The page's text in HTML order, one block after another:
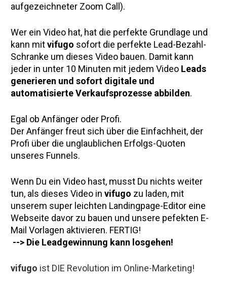
aufgezeichneter Zoom Call).
Wer ein Video hat, hat die perfekte Grundlage und
kann mit vifugo sofort die perfekte Lead-Bezahl-
Schranke um dieses Video bauen. Damit kann
jeder in unter 10 Minuten mit jedem Video Leads
generieren und sofort digitale und
automatisierte Verkaufsprozesse abbilden.
Egal ob Anfänger oder Profi.
Der Anfänger freut sich über die Einfachheit, der
Profi über die unglaublichen Erfolgs-Quoten
unseres Funnels.
Wenn Du ein Video hast, musst Du nichts weiter
tun, als dieses Video in vifugo zu laden, mit
unserem super leichten Landingpage-Editor eine
Webseite davor zu bauen und unsere pefekten E-
Mail Vorlagen aktivieren. FERTIG!
--> Die Leadgewinnung kann losgehen!
vifugo ist DIE Revolution im Online-Marketing!